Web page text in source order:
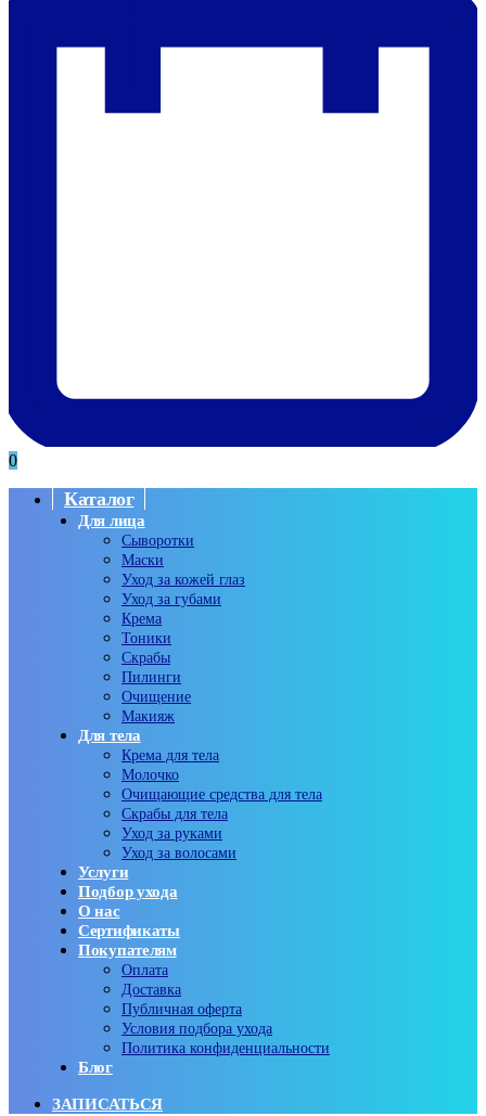
0
Каталог
Для лица
Сыворотки
Маски
Уход за кожей глаз
Уход за губами
Крема
Тоники
Скрабы
Пилинги
Очищение
Макияж
Для тела
Крема для тела
Молочко
Очищающие средства для тела
Скрабы для тела
Уход за руками
Уход за волосами
Услуги
Подбор ухода
О нас
Сертификаты
Покупателям
Оплата
Доставка
Публичная оферта
Условия подбора ухода
Политика конфиденциальности
Блог
ЗАПИСАТЬСЯ